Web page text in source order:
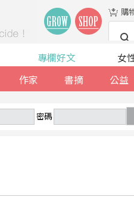
購
專欄好文
作家
書摘 公益
女
密碼